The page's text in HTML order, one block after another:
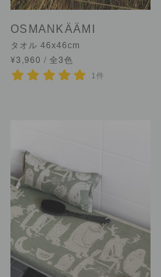
OSMANKÄÄMI
タオル 46x46cm
¥3,960 / 全3色
1件